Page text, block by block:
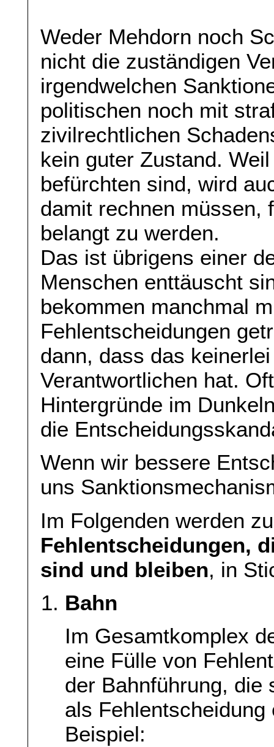
Weder Mehdorn noch
nicht die zuständigen
irgendwelchen
politischen noch mit
zivilrechtlichen
kein guter Zustand.
befürchten sind, wird
damit rechnen müssen,
belangt zu werden.
Das ist übrigens einer
Menschen enttäuscht
bekommen manchmal
Fehlentscheidungen
dann, dass das
Verantwortlichen hat.
Hintergründe im
die
Wenn wir bessere
uns
Im Folgenden werden
Fehlentscheidungen,
sind und bleiben, in
Bahn
Im Gesamtkomplex
eine Fülle von
der Bahnführung, die
als
Beispiel: